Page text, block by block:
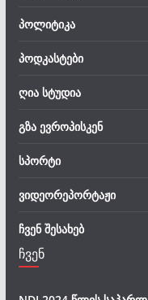
პოლიტიკა
პოდკასტები
ღია სტუდია
გზა ევროპისკენ
სპორტი
ვიდეორეპორტაჟი
ჩვენ შესახებ
ჩვენ